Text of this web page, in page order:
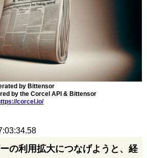
by Bittensor
by the Corcel API & Bittensor
corcel.io/
の利用拡大につなげようと、経